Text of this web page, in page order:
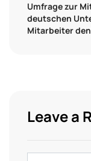
Umfrage zur
deutschen
Mitarbeiter
Leave a